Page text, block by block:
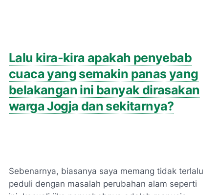
Lalu kira-kira apakah penyebab
cuaca yang semakin panas yang
belakangan ini banyak dirasakan
warga Jogja dan sekitarnya?
Sebenarnya, biasanya saya memang tidak terlalu
peduli dengan masalah perubahan alam seperti